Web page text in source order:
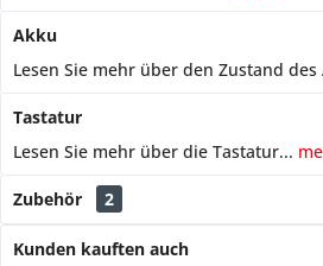
Akku
Lesen Sie mehr über den Zustand des
Tastatur
Lesen Sie mehr über die Tastatur...
Zubehör 2
Kunden kauften auch